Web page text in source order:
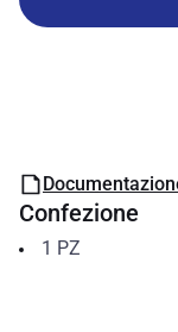
Confezione
1 PZ